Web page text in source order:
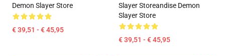
Demon Slayer Store
€ 39,51 - € 45,95
Slayer Storeandise Demon
Slayer Store
€ 39,51 - € 45,95